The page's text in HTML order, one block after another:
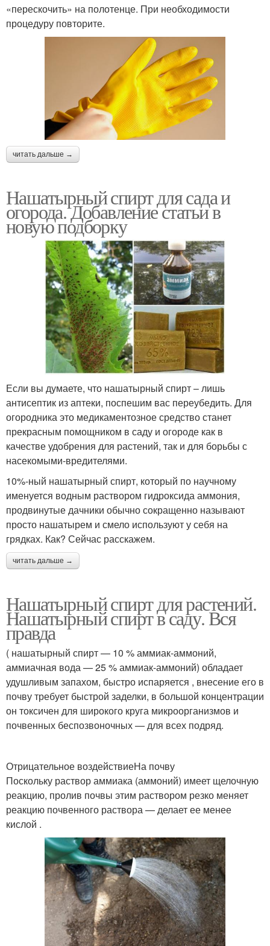
«перескочить» на полотенце. При необходимости
процедуру повторите.
читать дальше →
Нашатырный спирт для сада и
огорода. Добавление статьи в
новую подборку
Если вы думаете, что нашатырный спирт – лишь
антисептик из аптеки, поспешим вас переубедить. Для
огородника это медикаментозное средство станет
прекрасным помощником в саду и огороде как в
качестве удобрения для растений, так и для борьбы с
насекомыми-вредителями.
10%-ный нашатырный спирт, который по научному
именуется водным раствором гидроксида аммония,
продвинутые дачники обычно сокращенно называют
просто нашатырем и смело используют у себя на
грядках. Как? Сейчас расскажем.
читать дальше →
Нашатырный спирт для растений.
Нашатырный спирт в саду. Вся
правда
( нашатырный спирт — 10 % аммиак-аммоний,
аммиачная вода — 25 % аммиак-аммоний) обладает
удушливым запахом, быстро испаряется , внесение его в
почву требует быстрой заделки, в большой концентрации
он токсичен для широкого круга микроорганизмов и
почвенных беспозвоночных — для всех подряд.
Отрицательное воздействиеНа почву
Поскольку раствор аммиака (аммоний) имеет щелочную
реакцию, пролив почвы этим раствором резко меняет
реакцию почвенного раствора — делает ее менее
кислой .